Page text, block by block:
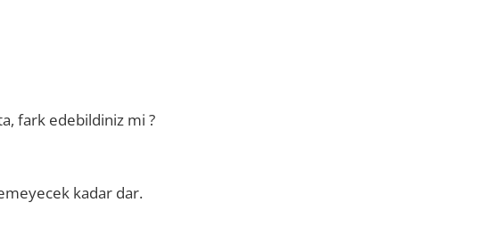
fark edebildiniz mi ?
kadar dar.